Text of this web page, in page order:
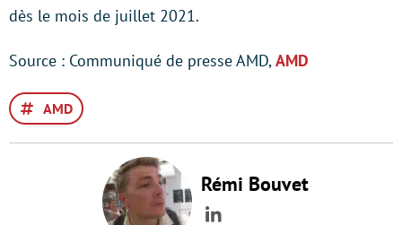
dès le mois de juillet 2021.
Source : Communiqué de presse AMD,AMD
AMD
Rémi Bouvet